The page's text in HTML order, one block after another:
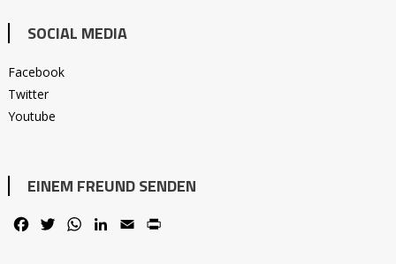
SOCIAL MEDIA
Facebook
Twitter
Youtube
EINEM FREUND SENDEN
FacebookTwitterWhatsApp
LinkedIn
Email